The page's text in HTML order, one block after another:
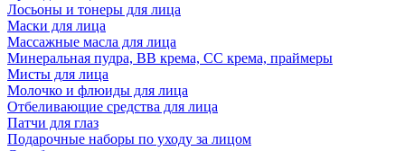
Лосьоны и тонеры для лица
Маски для лица
Массажные масла для лица
Минеральная пудра, BB крема, СС крема, праймеры
Мисты для лица
Молочко и флюиды для лица
Отбеливающие средства для лица
Патчи для глаз
Подарочные наборы по уходу за лицом